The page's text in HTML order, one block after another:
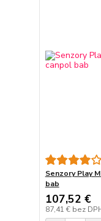
Senzory Play
bab
107,52 €
87,41 € bez